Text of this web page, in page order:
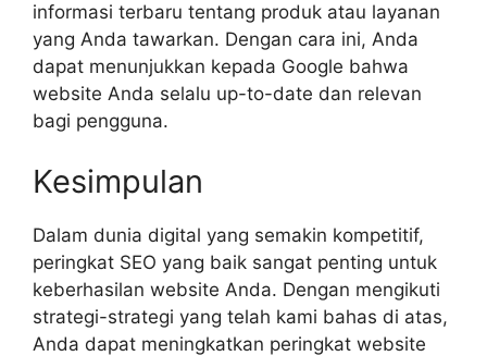
informasi terbaru tentang produk atau layanan
yang Anda tawarkan. Dengan cara ini, Anda
dapat menunjukkan kepada Google bahwa
website Anda selalu up-to-date dan relevan
bagi pengguna.
Kesimpulan
Dalam dunia digital yang semakin kompetitif,
peringkat SEO yang baik sangat penting untuk
keberhasilan website Anda. Dengan mengikuti
strategi-strategi yang telah kami bahas di atas,
Anda dapat meningkatkan peringkat website